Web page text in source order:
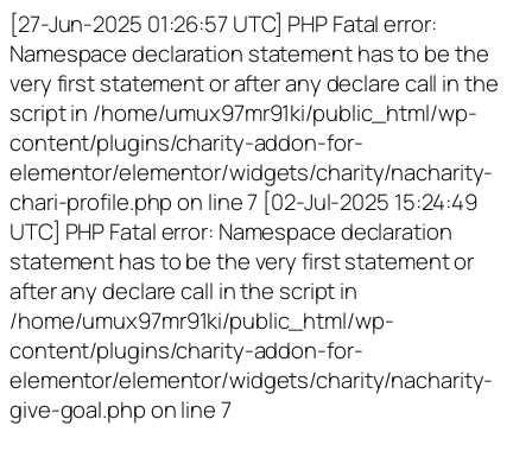
[27-Jun-2025 01:26:57 UTC] PHP Fatal error:
Namespace declaration statement has to be the
very first statement or after any declare call in the
script in /home/umux97mr91ki/public_html/wp-
content/plugins/charity-addon-for-
elementor/elementor/widgets/charity/nacharity-
chari-profile.php on line 7 [02-Jul-2025 15:24:49
UTC] PHP Fatal error: Namespace declaration
statement has to be the very first statement or
after any declare call in the script in
/home/umux97mr91ki/public_html/wp-
content/plugins/charity-addon-for-
elementor/elementor/widgets/charity/nacharity-
give-goal.php on line 7